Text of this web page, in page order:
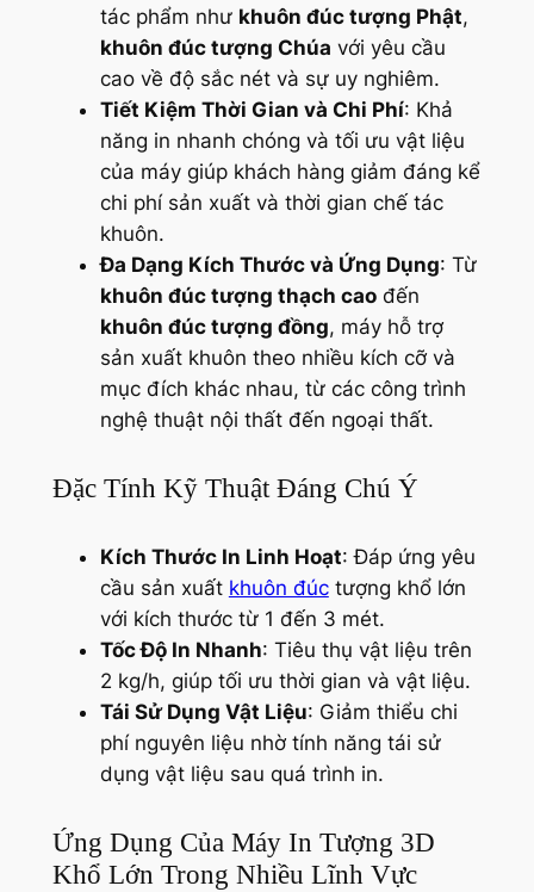
tác phẩm như khuôn đúc tượng Phật,
khuôn đúc tượng Chúa với yêu cầu
cao về độ sắc nét và sự uy nghiêm.
Tiết Kiệm Thời Gian và Chi Phí: Khả
năng in nhanh chóng và tối ưu vật liệu
của máy giúp khách hàng giảm đáng kể
chi phí sản xuất và thời gian chế tác
khuôn.
Đa Dạng Kích Thước và Ứng Dụng: Từ
khuôn đúc tượng thạch caođến
khuôn đúc tượng đồng, máy hỗ trợ
sản xuất khuôn theo nhiều kích cỡ và
mục đích khác nhau, từ các công trình
nghệ thuật nội thất đến ngoại thất.
Đặc Tính Kỹ Thuật Đáng Chú Ý
Kích Thước In Linh Hoạt: Đáp ứng yêu
cầu sản xuất khuôn đúctượng khổ lớn
với kích thước từ 1 đến 3 mét.
Tốc Độ In Nhanh: Tiêu thụ vật liệu trên
2 kg/h, giúp tối ưu thời gian và vật liệu.
Tái Sử Dụng Vật Liệu: Giảm thiểu chi
phí nguyên liệu nhờ tính năng tái sử
dụng vật liệu sau quá trình in.
Ứng Dụng Của Máy In Tượng 3D
Khổ Lớn Trong Nhiều Lĩnh Vực